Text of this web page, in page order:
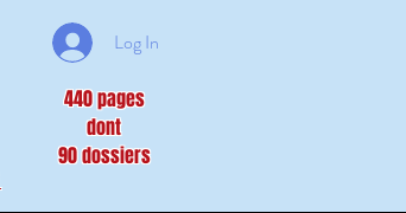
Log In
440 pages
dont
90 dossiers